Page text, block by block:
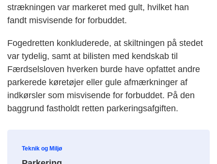
strækningen var markeret med gult, hvilket han
fandt misvisende for forbuddet.
Fogedretten konkluderede, at skiltningen på stedet
var tydelig, samt at bilisten med kendskab til
Færdselsloven hverken burde have opfattet andre
parkerede køretøjer eller gule afmærkninger af
indkørsler som misvisende for forbuddet. På den
baggrund fastholdt retten parkeringsafgiften.
Teknik og Miljø